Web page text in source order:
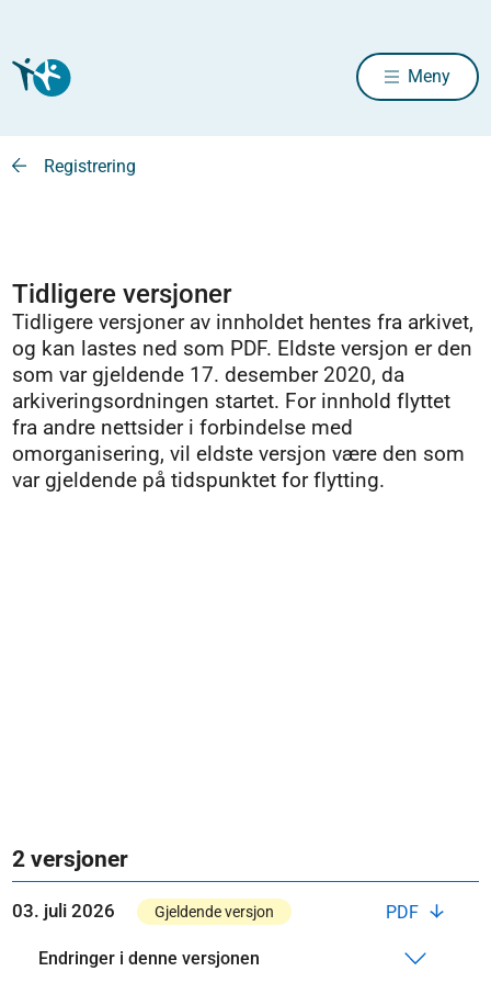
Meny
Registrering
Tidligere versjoner
Tidligere versjoner av innholdet hentes fra arkivet,
og kan lastes ned som PDF. Eldste versjon er den
som var gjeldende 17. desember 2020, da
arkiveringsordningen startet. For innhold flyttet
fra andre nettsider i forbindelse med
omorganisering, vil eldste versjon være den som
var gjeldende på tidspunktet for flytting.
2 versjoner
PDF
03. juli 2026 Gjeldende versjon
Endringer i denne versjonen